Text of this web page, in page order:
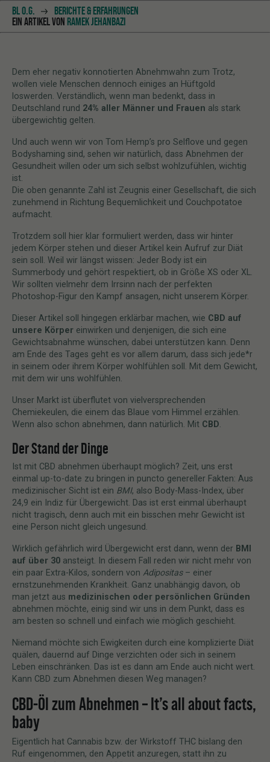
BL O.G.
BERICHTE & ERFAHRUNGEN
EIN ARTIKEL VONRAMEK JEHANBAZI
Dem eher negativ konnotierten Abnehmwahn zum Trotz,
wollen viele Menschen dennoch einiges an Hüftgold
loswerden. Verständlich, wenn man bedenkt, dass in
Deutschland rund 24% aller Männer und Frauen als stark
übergewichtig gelten.
Und auch wenn wir von Tom Hemp’s pro Selflove und gegen
Bodyshaming sind, sehen wir natürlich, dass Abnehmen der
Gesundheit willen oder um sich selbst wohlzufühlen, wichtig
ist.
Die oben genannte Zahl ist Zeugnis einer Gesellschaft, die sich
zunehmend in Richtung Bequemlichkeit und Couchpotatoe
aufmacht.
Trotzdem soll hier klar formuliert werden, dass wir hinter
jedem Körper stehen und dieser Artikel kein Aufruf zur Diät
sein soll. Weil wir längst wissen: Jeder Body ist ein
Summerbody und gehört respektiert, ob in Größe XS oder XL.
Wir sollten vielmehr dem Irrsinn nach der perfekten
Photoshop-Figur den Kampf ansagen, nicht unserem Körper.
Dieser Artikel soll hingegen erklärbar machen, wie CBD auf
unsere Körper einwirken und denjenigen, die sich eine
Gewichtsabnahme wünschen, dabei unterstützen kann. Denn
am Ende des Tages geht es vor allem darum, dass sich jede*r
in seinem oder ihrem Körper wohlfühlen soll. Mit dem Gewicht,
mit dem wir uns wohlfühlen.
Unser Markt ist überflutet von vielversprechenden
Chemiekeulen, die einem das Blaue vom Himmel erzählen.
Wenn also schon abnehmen, dann natürlich. Mit CBD.
Der Stand der Dinge
Ist mit CBD abnehmen überhaupt möglich? Zeit, uns erst
einmal up-to-date zu bringen in puncto genereller Fakten: Aus
medizinischer Sicht ist ein BMI, also Body-Mass-Index, über
24,9 ein Indiz für Übergewicht. Das ist erst einmal überhaupt
nicht tragisch, denn auch mit ein bisschen mehr Gewicht ist
eine Person nicht gleich ungesund.
Wirklich gefährlich wird Übergewicht erst dann, wenn der BMI
auf über 30 ansteigt. In diesem Fall reden wir nicht mehr von
ein paar Extra-Kilos, sondern von Adipositas– einer
ernstzunehmenden Krankheit. Ganz unabhängig davon, ob
man jetzt aus medizinischen oder persönlichen Gründen
abnehmen möchte, einig sind wir uns in dem Punkt, dass es
am besten so schnell und einfach wie möglich geschieht.
Niemand möchte sich Ewigkeiten durch eine komplizierte Diät
quälen, dauernd auf Dinge verzichten oder sich in seinem
Leben einschränken. Das ist es dann am Ende auch nicht wert.
Kann CBD zum Abnehmen diesen Weg managen?
CBD-Öl zum Abnehmen – It’s all about facts,
baby
Eigentlich hat Cannabis bzw. der Wirkstoff THC bislang den
Ruf eingenommen, den Appetit anzuregen, statt ihn zu